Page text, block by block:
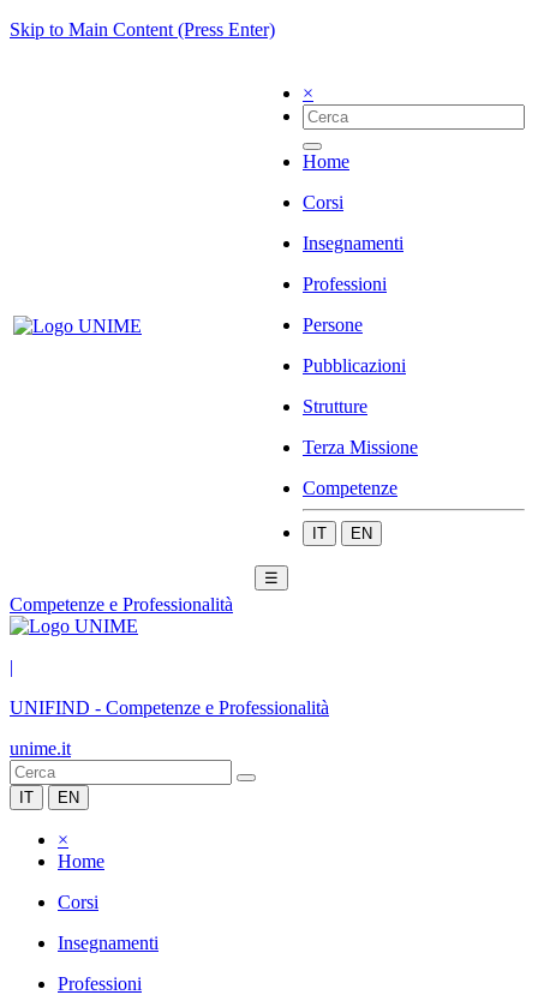
Skip to Main Content (Press Enter)
×
Home
Corsi
Insegnamenti
Professioni
Persone
Pubblicazioni
Strutture
Terza Missione
Competenze
IT EN
☰
Competenze e Professionalità
|
UNIFIND - Competenze e Professionalità
unime.it
IT EN
×
Home
Corsi
Insegnamenti
Professioni